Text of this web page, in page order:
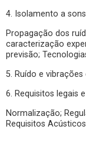
4. Isolamento a
Propagação dos
caracterização
previsão;
5. Ruído e
6. Requisitos legais
Normalização;
Requisitos